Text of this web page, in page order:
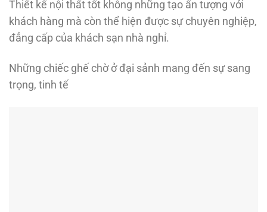
Thiết kế nội thất tốt không những tạo ấn tượng với
khách hàng mà còn thể hiện được sự chuyên nghiệp,
đẳng cấp của khách sạn nhà nghỉ.
Những chiếc ghế chờ ở đại sảnh mang đến sự sang
trọng, tinh tế